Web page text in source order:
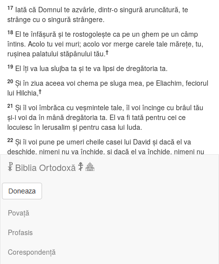
17 Iată că Domnul te azvârle, dintr-o singură aruncătură, te
strânge cu o singură strângere.
18 El te înfăşură şi te rostogoleşte ca pe un ghem pe un câmp
întins. Acolo tu vei muri; acolo vor merge carele tale măreţe, tu,
ruşinea palatului stăpânului tău.†
19 El îţi va lua slujba ta şi te va lipsi de dregătoria ta.
20 Şi în ziua aceea voi chema pe sluga mea, pe Eliachim, feciorul
lui Hilchia,†
21 Şi îl voi îmbrăca cu veşmintele tale, îl voi încinge cu brâul tău
şi-i voi da în mână dregătoria ta. El va fi tată pentru cei ce
locuiesc în Ierusalim şi pentru casa lui Iuda.
22 Şi îi voi pune pe umeri cheile casei lui David şi dacă el va
deschide, nimeni nu va închide, şi dacă el va închide, nimeni nu
va deschide.
de cinste pentru casa tatălui său.
24Pe el se va rezema toată slava casei tatălui său, fii şi nepoţi;
toate vasele cele mai mici de la căni şi până la marile lighene.
se va slăbi; se va smulge şi va cădea şi povara atârnată de el va
Biblia Ortodoxă
Povață
Profasis
Corespondență